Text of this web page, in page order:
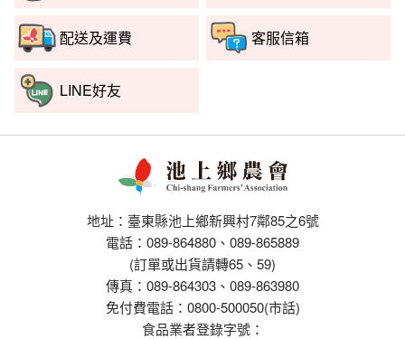
地址：臺東縣池上鄉新興村7鄰85之6號
電話：089-864880、089-865889
(訂單或出貨請轉65、59)
傳真：089-864303、089-863980
免付費電話：0800-500050(市話)
食品業者登錄字號：
配送及運費 客服信箱
LINE好友